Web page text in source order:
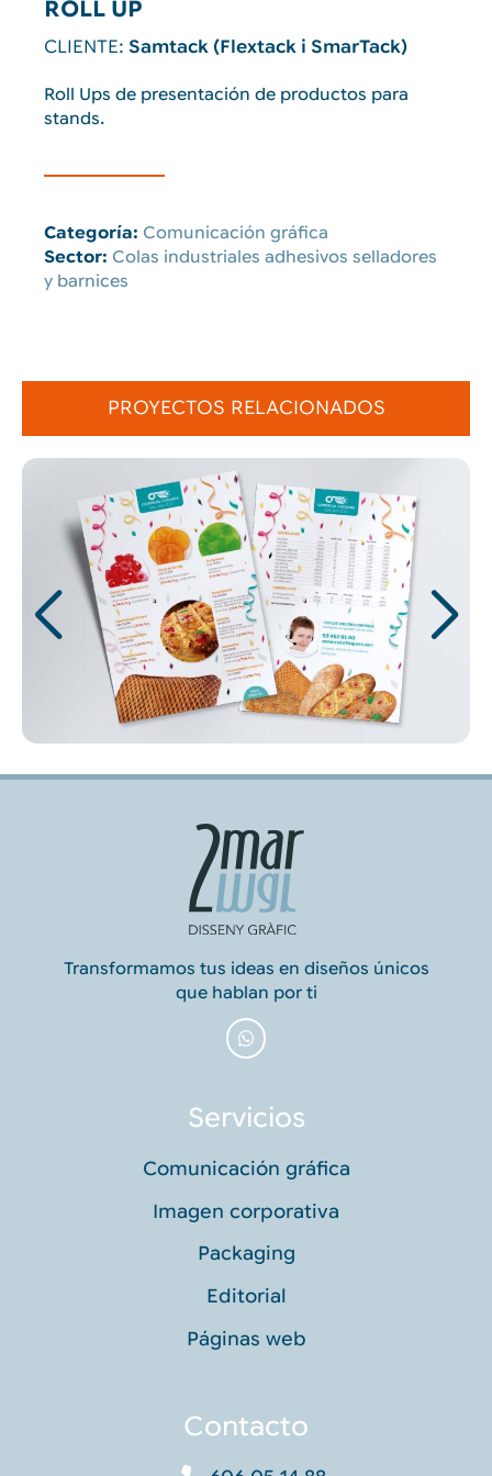
ROLL UP
CLIENTE: Samtack (Flextack i SmarTack)
Roll Ups de presentación de productos para
stands.
Categoría: Comunicación gráfica
Sector: Colas industriales adhesivos selladores
y barnices
PROYECTOS RELACIONADOS
Transformamos tus ideas en diseños únicos
que hablan por ti
Servicios
Comunicación gráfica
Imagen corporativa
Packaging
Editorial
Páginas web
Contacto